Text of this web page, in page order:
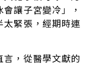
讓子宮變冷」，
太緊張，經期時連
言，從醫學文獻的